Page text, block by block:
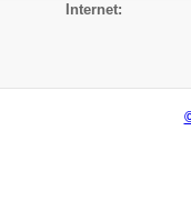
Internet: